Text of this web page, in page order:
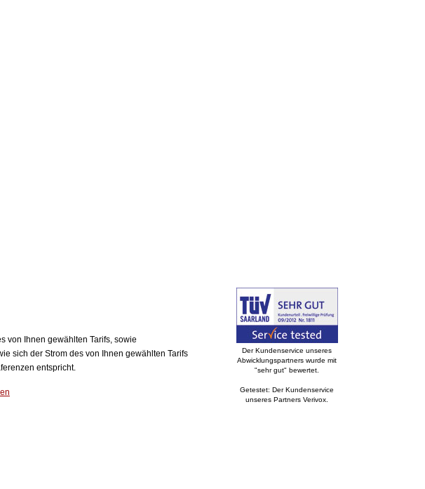
von Ihnen gewählten Tarifs, sowie
sich der Strom des von Ihnen gewählten Tarifs
entspricht.
Der Kundenservice unseres
Abwicklungspartners wurde mit
"sehr gut" bewertet.
Getestet: Der Kundenservice
unseres Partners Verivox.